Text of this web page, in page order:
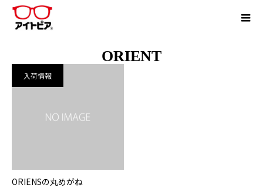
ORIENT
入荷情報
ORIENSの丸めがね